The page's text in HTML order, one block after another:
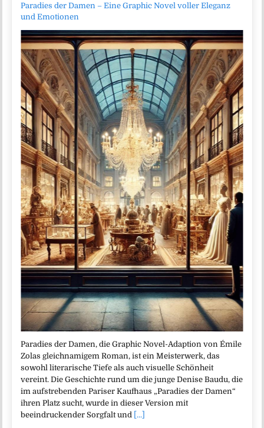
Paradies der Damen – Eine Graphic Novel voller Eleganz
und Emotionen
Paradies der Damen, die Graphic Novel-Adaption von Émile
Zolas gleichnamigem Roman, ist ein Meisterwerk, das
sowohl literarische Tiefe als auch visuelle Schönheit
vereint. Die Geschichte rund um die junge Denise Baudu, die
im aufstrebenden Pariser Kaufhaus „Paradies der Damen“
ihren Platz sucht, wurde in dieser Version mit
beeindruckender Sorgfalt und [...]